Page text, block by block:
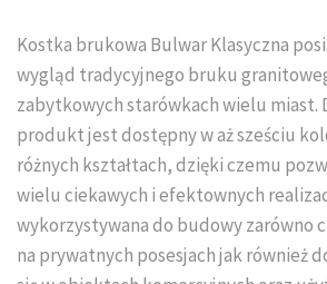
Outlet
Trawa w rolce
Płyty elewacyjne
Mury betonowe
Korytka betonowe
Kostka brukowa Bulwar Klasyczna
wygląd tradycyjnego bruku
zabytkowych starówkach wielu miast.
produkt jest dostępny w aż sześciu
różnych kształtach, dzięki czemu
wielu ciekawych i efektownych
wykorzystywana do budowy zarówno
na prywatnych posesjach jak również